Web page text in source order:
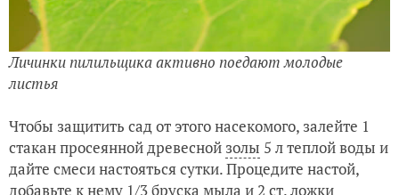
Личинки пилильщика активно поедают молодые
листья
Чтобы защитить сад от этого насекомого, залейте 1
стакан просеянной древесной золы 5 л теплой воды и
дайте смеси настояться сутки. Процедите настой,
добавьте к нему 1/3 бруска мыла и 2 ст. ложки